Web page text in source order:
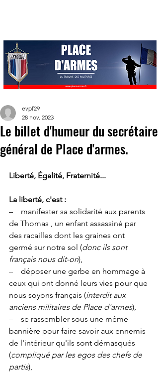
Le billet d'humeur du secrétaire
général de Place d'armes.
evpf29
28 nov. 2023
Liberté, Égalité, Fraternité...
La liberté, c'est :
–    manifester sa solidarité aux parents
de Thomas , un enfant assassiné par
des racailles dont les graines ont
germé sur notre sol (donc ils sont
français nous dit-on),
–    déposer une gerbe en hommage à
ceux qui ont donné leurs vies pour que
nous soyons français (interdit aux
anciens militaires de Place d'armes),
–    se rassembler sous une même
bannière pour faire savoir aux ennemis
de l'intérieur qu'ils sont démasqués
(compliqué par les egos des chefs de
partis),